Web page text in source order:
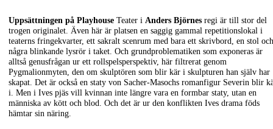
Uppsättningen på Playhouse Teater i Anders Björnes regi är till stor del
trogen originalet. Även här är platsen en saggig gammal repetitionslokal i
teaterns fringekvarter, ett sakralt scenrum med bara ett skrivbord, en stol och
några blinkande lysrör i taket. Och grundproblematiken som exponeras är
alltså genusfrågan ur ett rollspelsperspektiv, här filtrerat genom
Pygmalionmyten, den om skulptören som blir kär i skulpturen han själv har
skapat. Det är också en staty von Sacher-Masochs romanfigur Severin blir
i. Men i Ives pjäs vill kvinnan inte längre vara en formbar staty, utan en
människa av kött och blod. Och det är ur den konflikten Ives drama föds
hämtar sin näring.